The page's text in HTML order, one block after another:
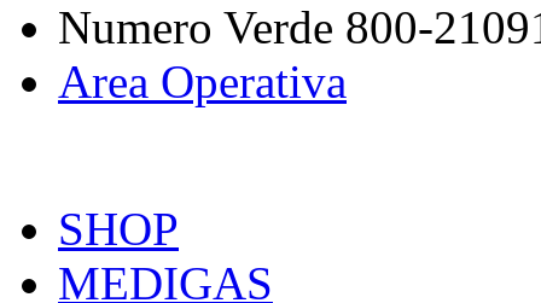
Numero Verde 800-
Area Operativa
SHOP
MEDIGAS